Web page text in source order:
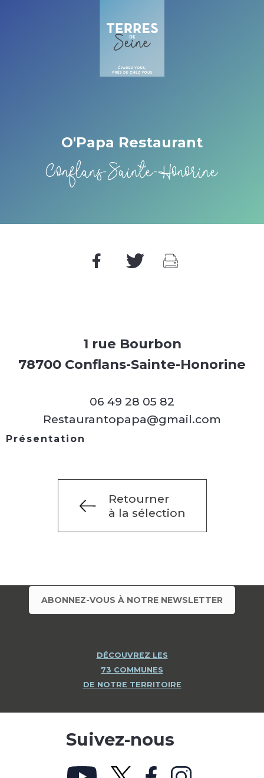
O'Papa Restaurant
Conflans-Sainte-Honorine
1 rue Bourbon
78700 Conflans-Sainte-Honorine
06 49 28 05 82
Restaurantopapa@gmail.com
Présentation
Retourner
à la sélection
ABONNEZ-VOUS À NOTRE NEWSLETTER
DÉCOUVREZ LES
73 COMMUNES
DE NOTRE TERRITOIRE
Suivez-nous